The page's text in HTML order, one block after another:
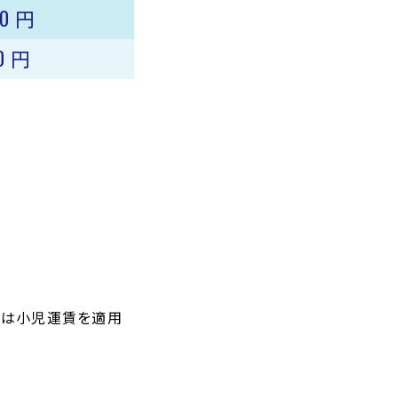
円
円
は小児運賃を適用